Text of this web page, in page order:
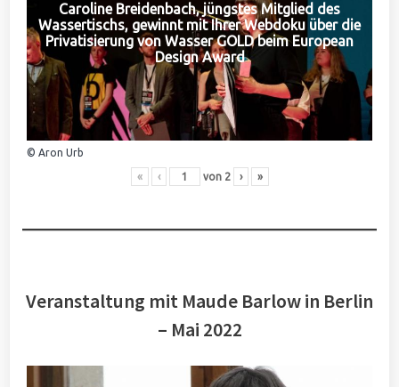
Caroline Breidenbach, jüngstes Mitglied des
Wassertischs, gewinnt mit Ihrer Webdoku über die
Privatisierung von Wasser GOLD beim European
Design Award
© Aron Urb
« ‹ von 2 › »
Veranstaltung mit Maude Barlow in Berlin
– Mai 2022